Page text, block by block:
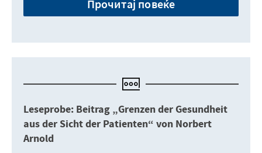
Прочитај повеќе
Leseprobe: Beitrag „Grenzen der Gesundheit
aus der Sicht der Patienten“ von Norbert
Arnold